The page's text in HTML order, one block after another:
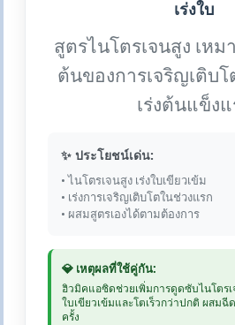
เร่งใบ
สูตรไนโตรเจนสูง เหม
ต้นของการเจริญเติบโ
เร่งต้นแข็งแ
✨ ประโยชน์เด่น:
• ไนโตรเจนสูง เร่งใบเขียวเข้ม
• เร่งการเจริญเติบโตในช่วงแรก
• ผสมสูตรเองได้ตามต้องการ
💎 เหตุผลที่ใช้คู่กัน:
ฮิวมิคแอซิดช่วยเพิ่มการดูดซับไนโตรเ
ใบเขียวเข้มและโตเร็วกว่าปกติ ผสม
ครั้ง